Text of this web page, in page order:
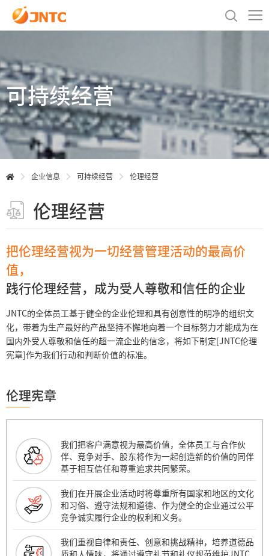
可持续经营
企业信息 可持续经营 伦理经营
伦理经营
把伦理经营视为一切经营管理活动的最高价
值，
践行伦理经营，成为受人尊敬和信任的企业
JNTC的全体员工基于健全的企业伦理和具有创意性的明净的组织文
化，带着为生产最好的产品坚持不懈地向着一个目标努力才能成为在
国内外受人尊敬和信任的超一流企业的信念，将如下制定[JNTC伦理
宪章]作为我们行动和判断价值的标准。
伦理宪章
我们把客户满意视为最高价值，全体员工与合作伙
伴、竞争对手、股东将作为一起创造新的价值的同伴
基于相互信任和尊重追求共同繁荣。
我们在开展企业活动时将尊重所有国家和地区的文化
和习俗、遵守法规和道德、作为健全的企业通过公平
竞争诚实履行企业的权利和义务。
我们重视自律和责任、创意和挑战精神，培养道德品
质和人情味，将通过遵守礼节和礼仪规范维护JNTC